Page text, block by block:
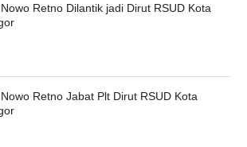
Retno Dilantik jadi Dirut RSUD Kota
Retno Jabat Plt Dirut RSUD Kota